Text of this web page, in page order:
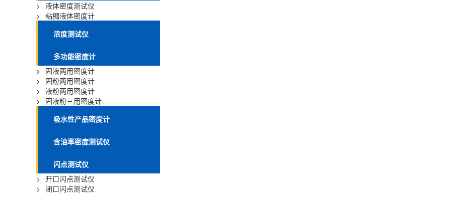
> 液体密度测试仪
> 粘稠液体密度计
浓度测试仪
多功能密度计
> 固液两用密度计
> 固粉两用密度计
> 液粉两用密度计
> 固液粉三用密度计
吸水性产品密度计
含油率密度测试仪
闪点测试仪
> 开口闪点测试仪
> 闭口闪点测试仪